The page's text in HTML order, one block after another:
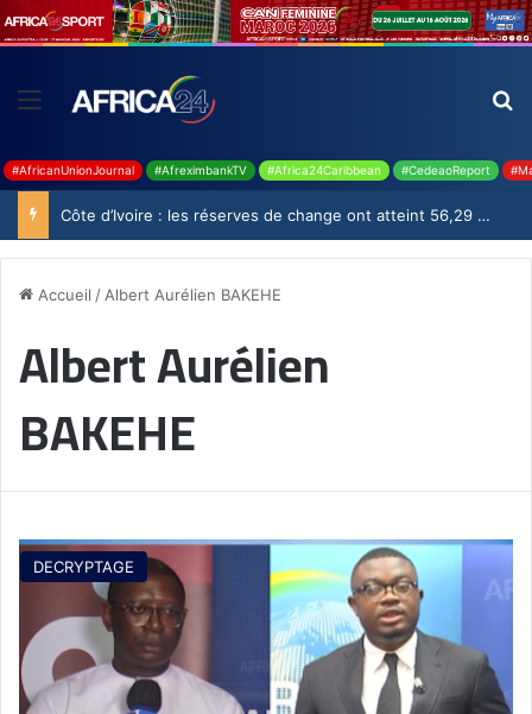
#AfricanUnionJournal #AfreximbankTV #Africa24Caribbean #CedeaoReport
Côte d’Ivoire : les réserves de change ont atteint 56,29 milliards USD en juillet
Accueil / Albert Aurélien BAKEHE
Albert Aurélien
BAKEHE
DECRYPTAGE